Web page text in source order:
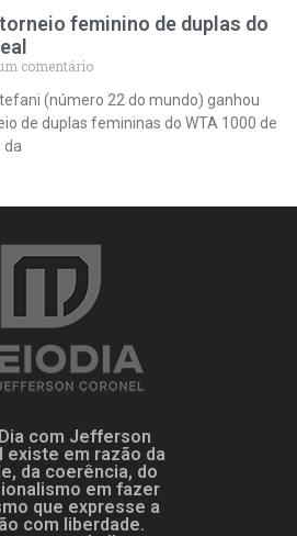
feminino de duplas do
comentário
(número 22 do mundo) ganhou
de duplas femininas do WTA 1000 de
da
com Jefferson
existe em razão da
da coerência, do
em fazer
que expresse a
com liberdade.